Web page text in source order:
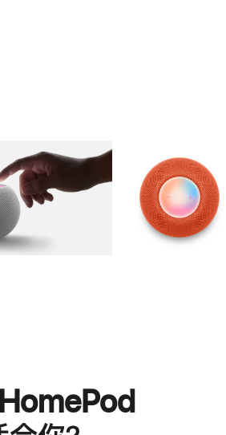
图库 图像 图库 图像